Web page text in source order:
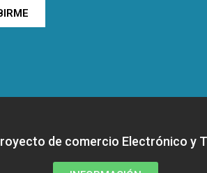
de comercio Electrónico y